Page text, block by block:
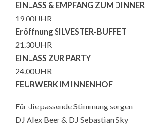
EINLASS & EMPFANG ZUM DINNER
19.00UHR
Eröffnung SILVESTER-BUFFET
21.30UHR
EINLASS ZUR PARTY
24.00UHR
FEURWERK IM INNENHOF
Für die passende Stimmung sorgen
DJ Alex Beer & DJ Sebastian Sky